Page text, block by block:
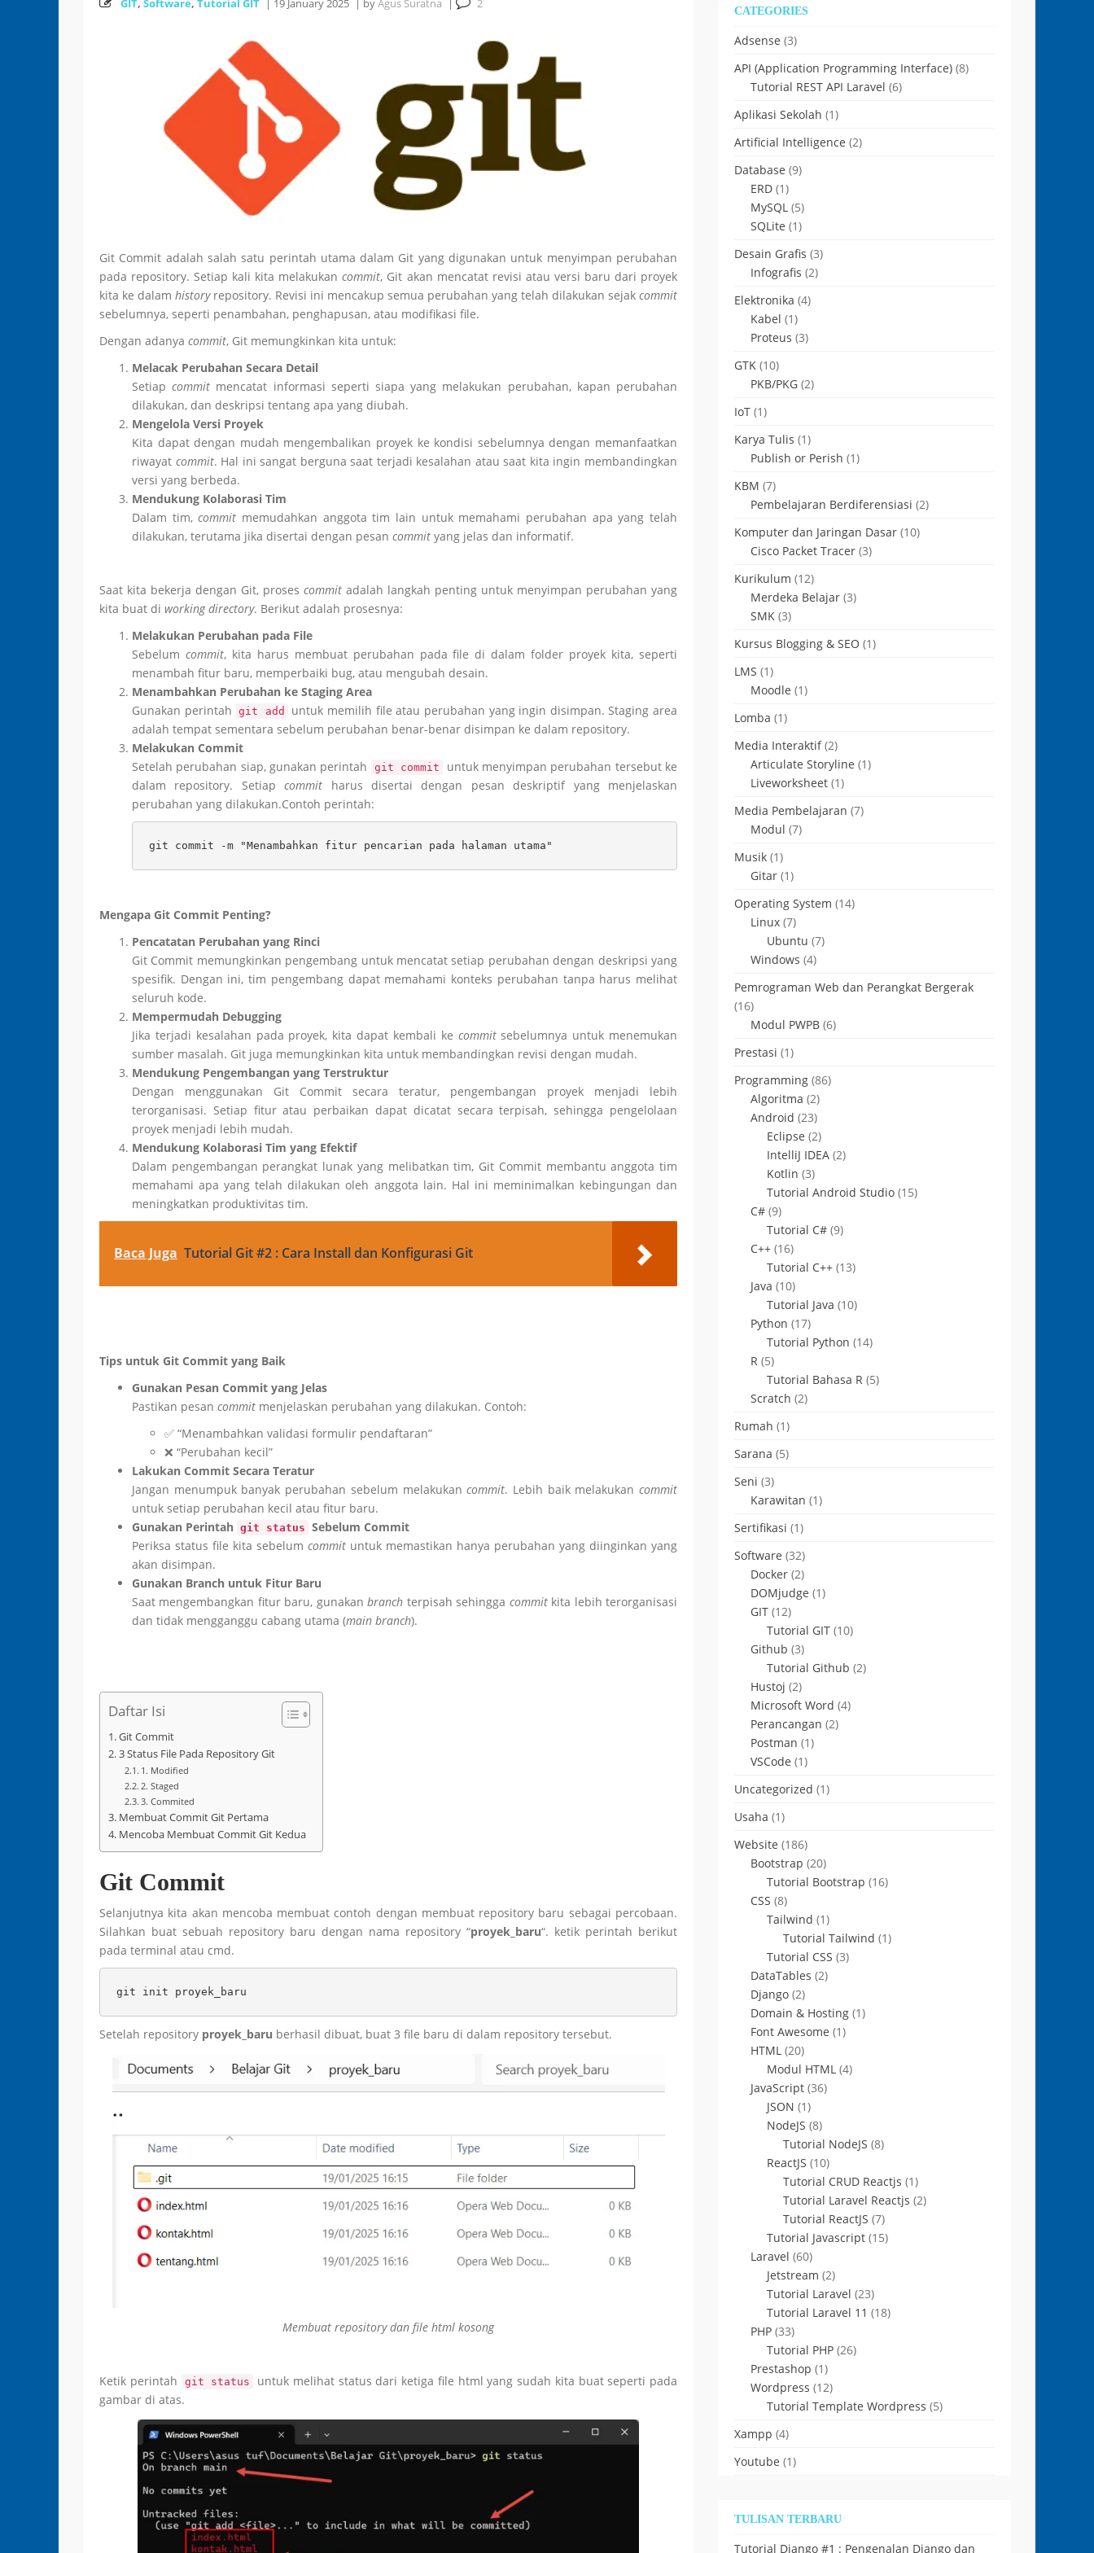
GIT, Software, Tutorial GIT | 19 January 2025 | byAgus Suratna | 2
Git Commit adalah salah satu perintah utama dalam Git yang digunakan untuk menyimpan perubahan
pada repository. Setiap kali kita melakukancommit, Git akan mencatat revisi atau versi baru dari proyek
kita ke dalam history repository. Revisi ini mencakup semua perubahan yang telah dilakukan sejak commit
sebelumnya, seperti penambahan, penghapusan, atau modifikasi file.
Dengan adanya commit, Git memungkinkan kita untuk:
Melacak Perubahan Secara Detail
Setiapcommit mencatat informasi seperti siapa yang melakukan perubahan, kapan perubahan
dilakukan, dan deskripsi tentang apa yang diubah.
Mengelola Versi Proyek
Kita dapat dengan mudah mengembalikan proyek ke kondisi sebelumnya dengan memanfaatkan
riwayat commit. Hal ini sangat berguna saat terjadi kesalahan atau saat kita ingin membandingkan
versi yang berbeda.
Mendukung Kolaborasi Tim
Dalam tim,commit memudahkan anggota tim lain untuk memahami perubahan apa yang telah
dilakukan, terutama jika disertai dengan pesan commit yang jelas dan informatif.
Saat kita bekerja dengan Git, proses commit adalah langkah penting untuk menyimpan perubahan yang
kita buat di working directory. Berikut adalah prosesnya:
Melakukan Perubahan pada File
Sebelum commit, kita harus membuat perubahan pada file di dalam folder proyek kita, seperti
menambah fitur baru, memperbaiki bug, atau mengubah desain.
Menambahkan Perubahan ke Staging Area
Gunakan perintah
git add
untuk memilih file atau perubahan yang ingin disimpan. Staging area
adalah tempat sementara sebelum perubahan benar-benar disimpan ke dalam repository.
Melakukan Commit
Setelah perubahan siap, gunakan perintah
git commit
untuk menyimpan perubahan tersebut ke
dalam repository. Setiapcommit harus disertai dengan pesan deskriptif yang menjelaskan
perubahan yang dilakukan.Contoh perintah:
git commit -m "Menambahkan fitur pencarian pada halaman utama"
Mengapa Git Commit Penting?
Pencatatan Perubahan yang Rinci
Git Commit memungkinkan pengembang untuk mencatat setiap perubahan dengan deskripsi yang
spesifik. Dengan ini, tim pengembang dapat memahami konteks perubahan tanpa harus melihat
seluruh kode.
Mempermudah Debugging
Jika terjadi kesalahan pada proyek, kita dapat kembali ke commitsebelumnya untuk menemukan
sumber masalah. Git juga memungkinkan kita untuk membandingkan revisi dengan mudah.
Mendukung Pengembangan yang Terstruktur
Dengan menggunakan Git Commit secara teratur, pengembangan proyek menjadi lebih
terorganisasi. Setiap fitur atau perbaikan dapat dicatat secara terpisah, sehingga pengelolaan
proyek menjadi lebih mudah.
Mendukung Kolaborasi Tim yang Efektif
Dalam pengembangan perangkat lunak yang melibatkan tim, Git Commit membantu anggota tim
memahami apa yang telah dilakukan oleh anggota lain. Hal ini meminimalkan kebingungan dan
meningkatkan produktivitas tim.
Baca Juga Tutorial Git #2 : Cara Install dan Konfigurasi Git
Tips untuk Git Commit yang Baik
Gunakan Pesan Commit yang Jelas
Pastikan pesan commit menjelaskan perubahan yang dilakukan. Contoh:
✅ “Menambahkan validasi formulir pendaftaran”
❌ “Perubahan kecil”
Lakukan Commit Secara Teratur
Jangan menumpuk banyak perubahan sebelum melakukancommit. Lebih baik melakukancommit
untuk setiap perubahan kecil atau fitur baru.
Gunakan Perintah git status Sebelum Commit
Periksa status file kita sebelum commit untuk memastikan hanya perubahan yang diinginkan yang
akan disimpan.
Gunakan Branch untuk Fitur Baru
Saat mengembangkan fitur baru, gunakanbranch terpisah sehingga commitkita lebih terorganisasi
dan tidak mengganggu cabang utama (main branch).
Daftar Isi
Git Commit
3 Status File Pada Repository Git
1. Modified
2. Staged
3. Commited
Membuat Commit Git Pertama
Mencoba Membuat Commit Git Kedua
Git Commit
Selanjutnya kita akan mencoba membuat contoh dengan membuat repository baru sebagai percobaan.
Silahkan buat sebuah repository baru dengan nama repository “proyek_baru“. ketik perintah berikut
pada terminal atau cmd.
git init proyek_baru
Setelah repository proyek_baru berhasil dibuat, buat 3 file baru di dalam repository tersebut.
Membuat repository dan file html kosong
Ketik perintah git status
untuk melihat status dari ketiga file html yang sudah kita buat seperti pada
gambar di atas.
CATEGORIES
Adsense (3)
API (Application Programming Interface) (8)
Tutorial REST API Laravel (6)
Aplikasi Sekolah (1)
Artificial Intelligence (2)
Database (9)
ERD (1)
MySQL (5)
SQLite (1)
Desain Grafis (3)
Infografis (2)
Elektronika (4)
Kabel (1)
Proteus (3)
GTK (10)
PKB/PKG (2)
IoT (1)
Karya Tulis (1)
Publish or Perish (1)
KBM (7)
Pembelajaran Berdiferensiasi (2)
Komputer dan Jaringan Dasar (10)
Cisco Packet Tracer (3)
Kurikulum (12)
Merdeka Belajar (3)
SMK (3)
Kursus Blogging & SEO (1)
LMS (1)
Moodle (1)
Lomba (1)
Media Interaktif(2)
Articulate Storyline (1)
Liveworksheet (1)
Media Pembelajaran (7)
Modul (7)
Musik (1)
Gitar (1)
Operating System (14)
Linux (7)
Ubuntu (7)
Windows (4)
Pemrograman Web dan Perangkat Bergerak
(16)
Modul PWPB (6)
Prestasi (1)
Programming (86)
Algoritma (2)
Android (23)
Eclipse (2)
IntelliJ IDEA (2)
Kotlin (3)
Tutorial Android Studio (15)
C# (9)
Tutorial C# (9)
C++ (16)
Tutorial C++ (13)
Java (10)
Tutorial Java (10)
Python (17)
Tutorial Python (14)
R (5)
Tutorial Bahasa R (5)
Scratch (2)
Rumah (1)
Sarana (5)
Seni (3)
Karawitan (1)
Sertifikasi (1)
Software (32)
Docker (2)
DOMjudge (1)
GIT (12)
Tutorial GIT (10)
Github (3)
Tutorial Github (2)
Hustoj (2)
Microsoft Word (4)
Perancangan (2)
Postman (1)
VSCode (1)
Uncategorized (1)
Usaha (1)
Website (186)
Bootstrap (20)
Tutorial Bootstrap (16)
CSS (8)
Tailwind (1)
Tutorial Tailwind (1)
Tutorial CSS (3)
DataTables (2)
Django (2)
Domain & Hosting (1)
Font Awesome (1)
HTML (20)
Modul HTML (4)
JavaScript (36)
JSON (1)
NodeJS (8)
Tutorial NodeJS (8)
ReactJS (10)
Tutorial CRUD Reactjs (1)
Tutorial Laravel Reactjs (2)
Tutorial ReactJS (7)
Tutorial Javascript (15)
Laravel (60)
Jetstream (2)
Tutorial Laravel (23)
Tutorial Laravel 11 (18)
PHP (33)
Tutorial PHP (26)
Prestashop (1)
Wordpress (12)
Tutorial Template Wordpress (5)
Xampp (4)
Youtube (1)
TULISAN TERBARU
Tutorial Django #1 : Pengenalan Django dan